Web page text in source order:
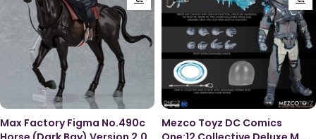
Max Factory Figma No.490c
Mezco Toyz DC Comics